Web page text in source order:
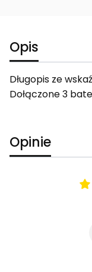
Opis
Długopis ze
Dołączone 3
Opinie